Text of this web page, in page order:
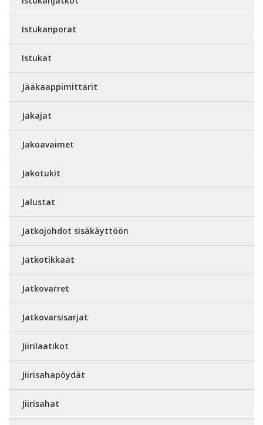
Istukanporat
Istukat
Jääkaappimittarit
Jakajat
Jakoavaimet
Jakotukit
Jalustat
Jatkojohdot sisäkäyttöön
Jatkotikkaat
Jatkovarret
Jatkovarsisarjat
Jiirilaatikot
Jiirisahapöydät
Jiirisahat